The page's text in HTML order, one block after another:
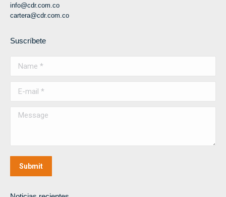
info@cdr.com.co
cartera@cdr.com.co
Suscríbete
Message
Submit